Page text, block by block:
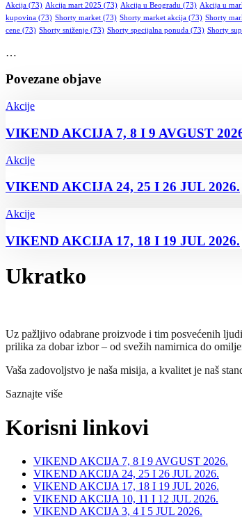
Akcija (73) Akcija mart 2025 (73) Akcija u Beogradu (73) Akcija u
kupovina (73) Shorty market (73) Shorty market akcija (73) Shorty
cene (73) Shorty sniženje (73) Shorty specijalna ponuda (73) Shorty
…
Povezane objave
Akcije
VIKEND AKCIJA 7, 8 I 9 AVGUST
Akcije
VIKEND AKCIJA 24, 25 I 26 JUL 2026.
Akcije
VIKEND AKCIJA 17, 18 I 19 JUL 2026.
Ukratko
Uz pažljivo odabrane proizvode i tim posvećenih
prilika za dobar izbor – od svežih namirnica do
Vaša zadovoljstvo je naša misija, a kvalitet je naš
Saznajte više
Korisni linkovi
VIKEND AKCIJA 7, 8 I 9 AVGUST 2026.
VIKEND AKCIJA 24, 25 I 26 JUL 2026.
VIKEND AKCIJA 17, 18 I 19 JUL 2026.
VIKEND AKCIJA 10, 11 I 12 JUL 2026.
VIKEND AKCIJA 3, 4 I 5 JUL 2026.